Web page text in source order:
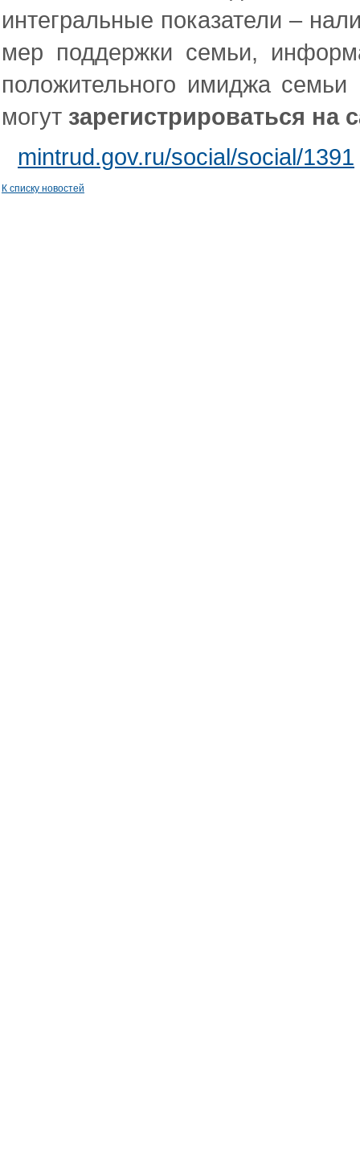
интегральные показатели –
мер поддержки семьи,
положительного имиджа семьи
могут зарегистрироваться на
mintrud.gov.ru/social/social/1391
К списку новостей